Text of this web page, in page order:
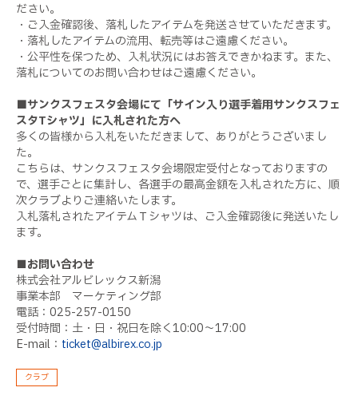
ださい。
・ご入金確認後、落札したアイテムを発送させていただきます。
・落札したアイテムの流用、転売等はご遠慮ください。
・公平性を保つため、入札状況にはお答えできかねます。また、
落札についてのお問い合わせはご遠慮ください。
■サンクスフェスタ会場にて「サイン入り選手着用サンクスフェ
スタTシャツ」に入札された方へ
多くの皆様から入札をいただきまして、ありがとうございまし
た。
こちらは、サンクスフェスタ会場限定受付となっておりますの
で、選手ごとに集計し、各選手の最高金額を入札された方に、順
次クラブよりご連絡いたします。
入札落札されたアイテムＴシャツは、ご入金確認後に発送いたし
ます。
■お問い合わせ
株式会社アルビレックス新潟
事業本部 マーケティング部
電話：025-257-0150
受付時間：土・日・祝日を除く10:00〜17:00
E-mail： ticket@albirex.co.jp
クラブ